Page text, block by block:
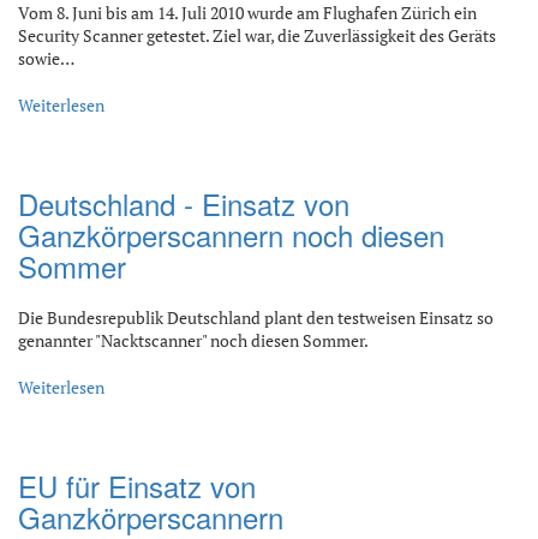
Vom 8. Juni bis am 14. Juli 2010 wurde am Flughafen Zürich ein
Security Scanner getestet. Ziel war, die Zuverlässigkeit des Geräts
sowie…
Weiterlesen
Deutschland - Einsatz von
Ganzkörperscannern noch diesen
Sommer
Die Bundesrepublik Deutschland plant den testweisen Einsatz so
genannter "Nacktscanner" noch diesen Sommer.
Weiterlesen
EU für Einsatz von
Ganzkörperscannern